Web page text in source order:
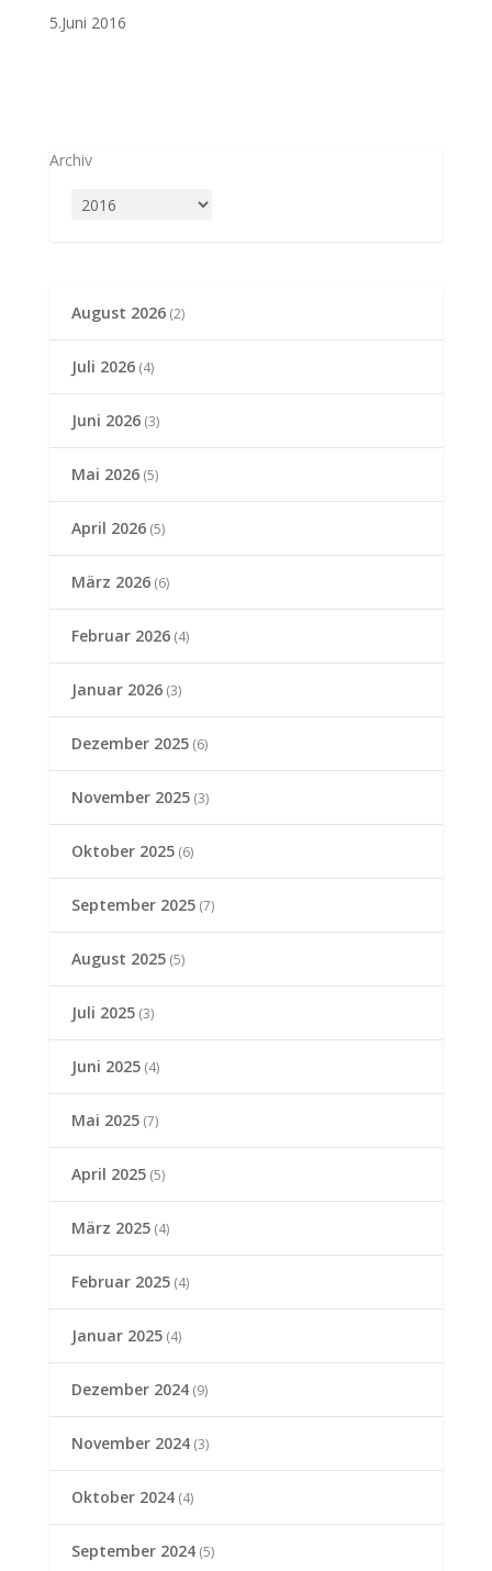
5.Juni 2016
Archiv
August 2026(2)
Juli 2026(4)
Juni 2026(3)
Mai 2026(5)
April 2026(5)
März 2026(6)
Februar 2026(4)
Januar 2026(3)
Dezember 2025(6)
November 2025(3)
Oktober 2025(6)
September 2025(7)
August 2025(5)
Juli 2025(3)
Juni 2025(4)
Mai 2025(7)
April 2025(5)
März 2025(4)
Februar 2025(4)
Januar 2025(4)
Dezember 2024(9)
November 2024(3)
Oktober 2024(4)
September 2024(5)